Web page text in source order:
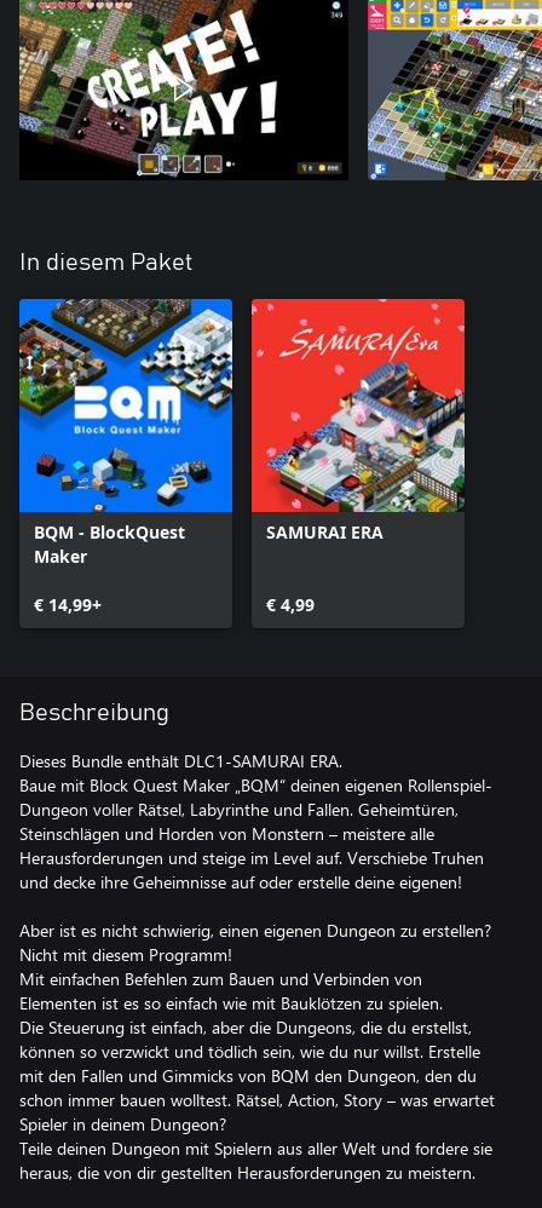
In diesem Paket
BQM - BlockQuest
Maker
€ 14,99+
SAMURAI ERA
€ 4,99
Beschreibung
Dieses Bundle enthält DLC1-SAMURAI ERA.
Baue mit Block Quest Maker „BQM“ deinen eigenen Rollenspiel-
Dungeon voller Rätsel, Labyrinthe und Fallen. Geheimtüren,
Steinschlägen und Horden von Monstern – meistere alle
Herausforderungen und steige im Level auf. Verschiebe Truhen
und decke ihre Geheimnisse auf oder erstelle deine eigenen!
Aber ist es nicht schwierig, einen eigenen Dungeon zu erstellen?
Nicht mit diesem Programm!
Mit einfachen Befehlen zum Bauen und Verbinden von
Elementen ist es so einfach wie mit Bauklötzen zu spielen.
Die Steuerung ist einfach, aber die Dungeons, die du erstellst,
können so verzwickt und tödlich sein, wie du nur willst. Erstelle
mit den Fallen und Gimmicks von BQM den Dungeon, den du
schon immer bauen wolltest. Rätsel, Action, Story – was erwartet
Spieler in deinem Dungeon?
Teile deinen Dungeon mit Spielern aus aller Welt und fordere sie
heraus, die von dir gestellten Herausforderungen zu meistern.